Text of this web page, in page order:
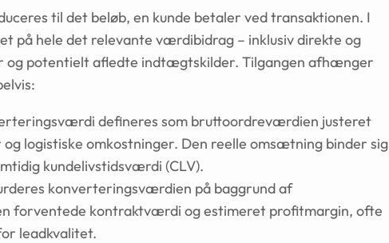
til det beløb, en kunde betaler ved transaktionen. I
på hele det relevante værdibidrag – inklusiv direkte og
og potentielt afledte indtægtskilder. Tilgangen afhænger
defineres som bruttoordreværdien justeret
logistiske omkostninger. Den reelle omsætning binder sig
kundelivstidsværdi (CLV).
konverteringsværdien på baggrund af
forventede kontraktværdi og estimeret profitmargin, ofte
leadkvalitet.